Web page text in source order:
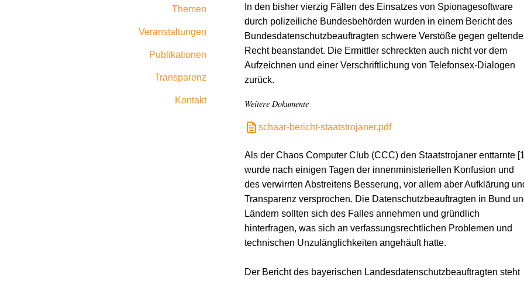
Themen
Veranstaltungen
Publikationen
Transparenz
Kontakt
In den bisher vierzig Fällen des Einsatzes von Spionagesoftware
durch polizeiliche Bundesbehörden wurden in einem Bericht des
Bundesdatenschutzbeauftragten schwere Verstöße gegen
Recht beanstandet. Die Ermittler schreckten auch nicht vor dem
Aufzeichnen und einer Verschriftlichung von Telefonsex-Dialogen
zurück.
Weitere Dokumente
schaar-bericht-staatstrojaner.pdf
Als der Chaos Computer Club (CCC) den Staatstrojaner enttarnte
wurde nach einigen Tagen der innenministeriellen Konfusion und
des verwirrten Abstreitens Besserung, vor allem aber Aufklärung
Transparenz versprochen. Die Datenschutzbeauftragten in Bund
Ländern sollten sich des Falles annehmen und gründlich
hinterfragen, was sich an verfassungsrechtlichen Problemen und
technischen Unzulänglichkeiten angehäuft hatte.
Der Bericht des bayerischen Landesdatenschutzbeauftragten steht